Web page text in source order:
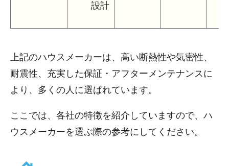
設計
上記のハウスメーカーは、高い断熱性や気密性、
耐震性、充実した保証・アフターメンテナンスに
より、多くの人に選ばれています。
ここでは、各社の特徴を紹介していますので、ハ
ウスメーカーを選ぶ際の参考にしてください。